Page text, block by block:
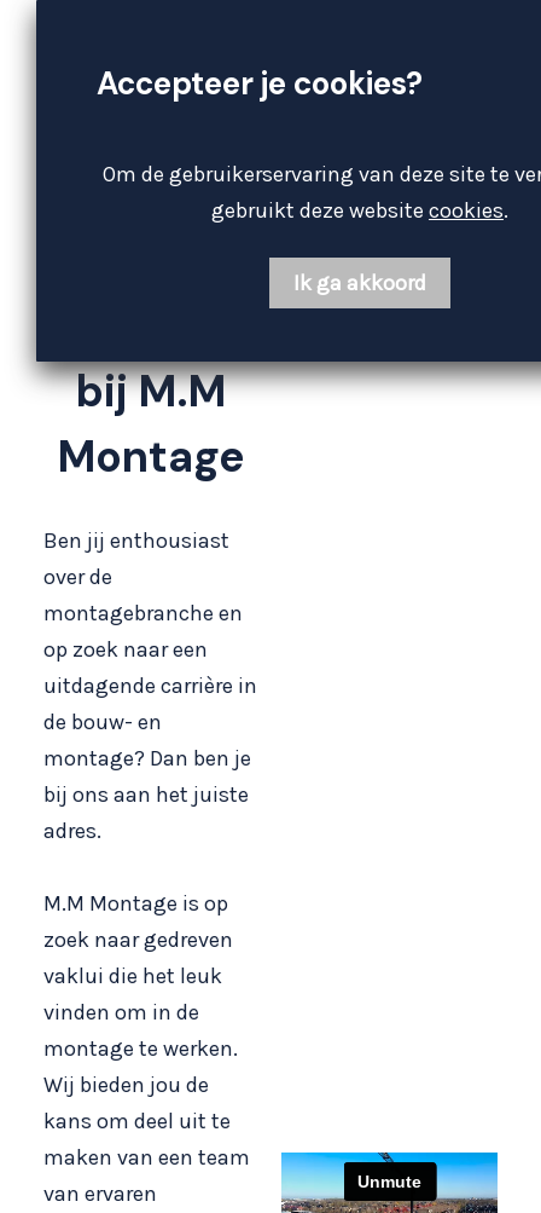
Jobs
Voordelen
bij M.M
Montage
Ben jij enthousiast
over de
montagebranche en
op zoek naar een
uitdagende carrière in
de bouw- en
montage? Dan ben je
bij ons aan het juiste
adres.
M.M Montage is op
zoek naar gedreven
vaklui die het leuk
vinden om in de
montage te werken.
Wij bieden jou de
kans om deel uit te
maken van een team
van ervaren
Accepteer je cookies?
Om de gebruikerservaring van deze site te
gebruikt deze website cookies.
Ik ga akkoord